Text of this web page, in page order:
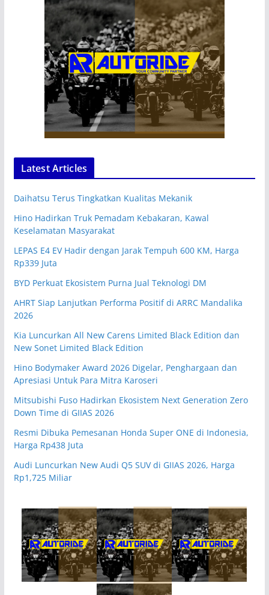
Latest Articles
Daihatsu Terus Tingkatkan Kualitas Mekanik
Hino Hadirkan Truk Pemadam Kebakaran, Kawal
Keselamatan Masyarakat
LEPAS E4 EV Hadir dengan Jarak Tempuh 600 KM, Harga
Rp339 Juta
BYD Perkuat Ekosistem Purna Jual Teknologi DM
AHRT Siap Lanjutkan Performa Positif di ARRC Mandalika
2026
Kia Luncurkan All New Carens Limited Black Edition dan
New Sonet Limited Black Edition
Hino Bodymaker Award 2026 Digelar, Penghargaan dan
Apresiasi Untuk Para Mitra Karoseri
Mitsubishi Fuso Hadirkan Ekosistem Next Generation Zero
Down Time di GIIAS 2026
Resmi Dibuka Pemesanan Honda Super ONE di Indonesia,
Harga Rp438 Juta
Audi Luncurkan New Audi Q5 SUV di GIIAS 2026, Harga
Rp1,725 Miliar